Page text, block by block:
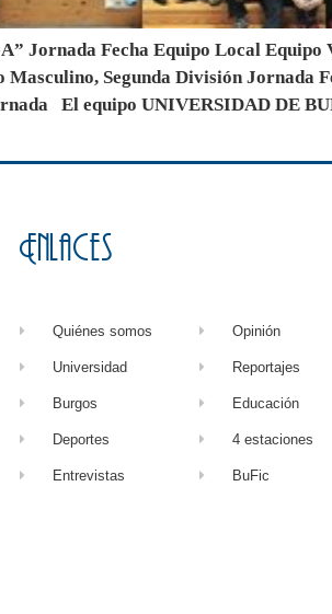
Jornada Fecha Equipo Local
Segunda División
El equipo UNIVERSIDAD DE
Enlaces
Quiénes somos
Universidad
Burgos
Deportes
Entrevistas
Opinión
Reportajes
Educación
4 estaciones
BuFic